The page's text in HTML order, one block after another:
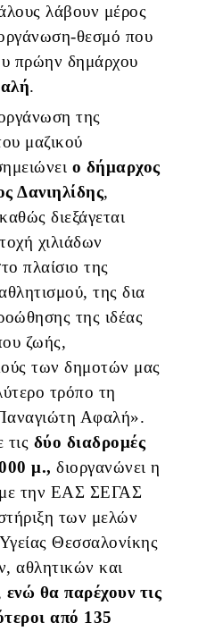
λάβουν μέρος
θεσμό που
πρώην δημάρχου
.
της
μαζικού
ο δήμαρχος
Δανιηλίδης,
διεξάγεται
χιλιάδων
το πλαίσιο της
της δια
της ιδέας
ζωής,
των δημοτών μας
τρόπο τη
Αφαλή».
δύο διαδρομές
μ., διοργανώνει η
την ΕΑΣ ΣΕΓΑΣ
των μελών
Θεσσαλονίκης
αθλητικών και
ενώ θα παρέχουν τις
από 135